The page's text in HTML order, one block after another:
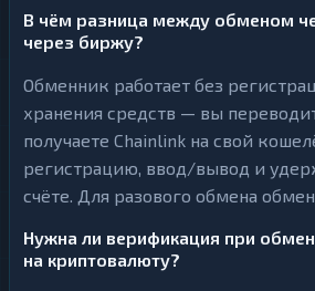
В чём разница между обменом
через биржу?
Обменник работает без
хранения средств — вы
получаете Chainlink на свой
регистрацию, ввод/вывод и
счёте. Для разового обмена
Нужна ли верификация при
на криптовалюту?